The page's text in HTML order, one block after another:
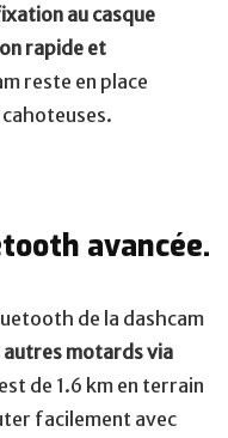
au casque
rapide et
reste en place
avancée.
de la dashcam
autres motards via
de 1.6 km en terrain
facilement avec